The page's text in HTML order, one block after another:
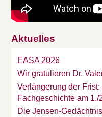
Aktuelles
EASA 2026
Wir gratulieren Dr.
Verlängerung der
Fachgeschichte am 1./
Die Jensen-